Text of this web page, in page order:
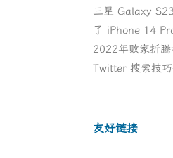
三星 Galaxy
了 iPhone 14
2022年败家折腾
Twitter 搜索技
友好链接